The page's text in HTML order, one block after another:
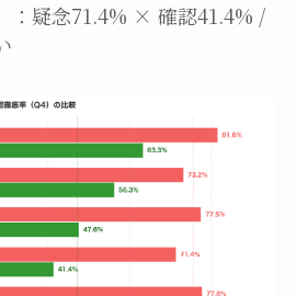
：疑念71.4% × 確認41.4% /